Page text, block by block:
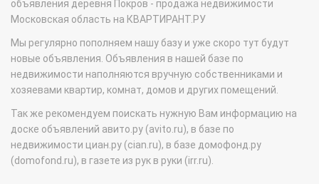
объявления деревня Покров - продажа недвижимости
Московская область на КВАРТИРАНТ.РУ
Мы регулярно пополняем нашу базу и уже скоро тут будут
новые объявления. Объявления в нашей базе по
недвижимости наполняются вручную собственниками и
хозяевами квартир, комнат, домов и других помещений.
Так же рекомендуем поискать нужную Вам информацию на
доске объявлений авито.ру (avito.ru), в базе по
недвижимости циан.ру (cian.ru), в базе домофонд.ру
(domofond.ru), в газете из рук в руки (irr.ru).